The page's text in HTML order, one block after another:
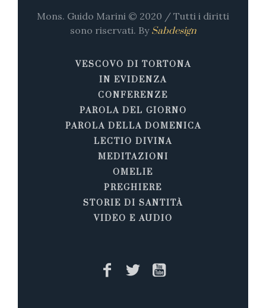
Mons. Guido Marini © 2020 / Tutti i diritti
sono riservati. By Sabdesign
VESCOVO DI TORTONA
IN EVIDENZA
CONFERENZE
PAROLA DEL GIORNO
PAROLA DELLA DOMENICA
LECTIO DIVINA
MEDITAZIONI
OMELIE
PREGHIERE
STORIE DI SANTITÀ
VIDEO E AUDIO